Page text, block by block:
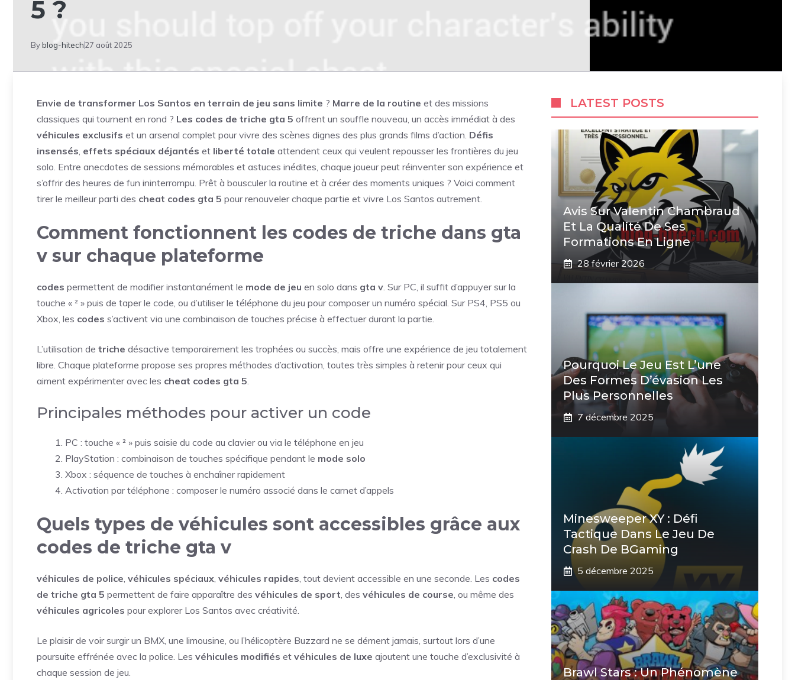
5 ?
By blog-hitech27 août 2025
Envie de transformer Los Santos en terrain de jeu sans limite ? Marre de la routine et des missions
classiques qui tournent en rond ? Les codes de triche gta 5 offrent un souffle nouveau, un accès immédiat à des
véhicules exclusifs et un arsenal complet pour vivre des scènes dignes des plus grands films d’action. Défis
insensés, effets spéciaux déjantés et liberté totale attendent ceux qui veulent repousser les frontières du jeu
solo. Entre anecdotes de sessions mémorables et astuces inédites, chaque joueur peut réinventer son expérience et
s’offrir des heures de fun ininterrompu. Prêt à bousculer la routine et à créer des moments uniques ? Voici comment
tirer le meilleur parti des cheat codes gta 5 pour renouveler chaque partie et vivre Los Santos autrement.
Comment fonctionnent les codes de triche dans gta
v sur chaque plateforme
codes permettent de modifier instantanément le mode de jeu en solo dans gta v. Sur PC, il suffit d’appuyer sur la
touche « ² » puis de taper le code, ou d’utiliser le téléphone du jeu pour composer un numéro spécial. Sur PS4, PS5 ou
Xbox, les codes s’activent via une combinaison de touches précise à effectuer durant la partie.
L’utilisation de triche désactive temporairement les trophées ou succès, mais offre une expérience de jeu totalement
libre. Chaque plateforme propose ses propres méthodes d’activation, toutes très simples à retenir pour ceux qui
aiment expérimenter avec les cheat codes gta 5.
Principales méthodes pour activer un code
PC : touche « ² » puis saisie du code au clavier ou via le téléphone en jeu
PlayStation : combinaison de touches spécifique pendant le mode solo
Xbox : séquence de touches à enchaîner rapidement
Activation par téléphone : composer le numéro associé dans le carnet d’appels
Quels types de véhicules sont accessibles grâce aux
codes de triche gta v
véhicules de police, véhicules spéciaux, véhicules rapides, tout devient accessible en une seconde. Les codes
de triche gta 5 permettent de faire apparaître des véhicules de sport, des véhicules de course, ou même des
véhicules agricoles pour explorer Los Santos avec créativité.
Le plaisir de voir surgir un BMX, une limousine, ou l’hélicoptère Buzzard ne se dément jamais, surtout lors d’une
poursuite effrénée avec la police. Les véhicules modifiés et véhicules de luxe ajoutent une touche d’exclusivité à
chaque session de jeu.
LATEST POSTS
Avis Sur Valentin Chambraud
Et La Qualité De Ses
Formations En Ligne
28 février 2026
Pourquoi Le Jeu Est L’une
Des Formes D’évasion Les
Plus Personnelles
7 décembre 2025
Minesweeper XY : Défi
Tactique Dans Le Jeu De
Crash De BGaming
5 décembre 2025
Brawl Stars : Un Phénomène